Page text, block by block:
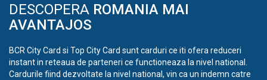
DESCOPERA ROMANIA MAI
AVANTAJOS
BCR City Card si Top City Card sunt carduri ce iti ofera reduceri
instant in reteaua de parteneri ce functioneaza la nivel national.
Cardurile fiind dezvoltate la nivel national, vin ca un indemn catre